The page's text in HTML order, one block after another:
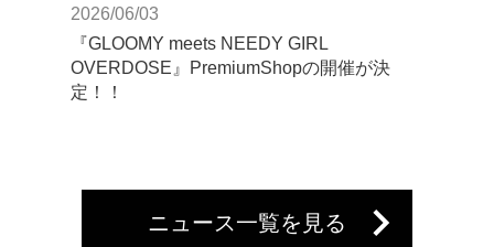
2026/06/03
『GLOOMY meets NEEDY GIRL
OVERDOSE』PremiumShopの開催が決
定！！
ニュース一覧を見る